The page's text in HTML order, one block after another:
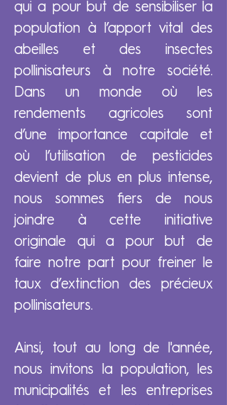
qui a pour but de sensibiliser la
population à l’apport vital des
abeilles et des insectes
pollinisateurs à notre société.
Dans un monde où les
rendements agricoles sont
d’une importance capitale et
où l’utilisation de pesticides
devient de plus en plus intense,
nous sommes fiers de nous
joindre à cette initiative
originale qui a pour but de
faire notre part pour freiner le
taux d’extinction des précieux
pollinisateurs.
Ainsi, tout au long de l'année,
nous invitons la population, les
municipalités et les entreprises